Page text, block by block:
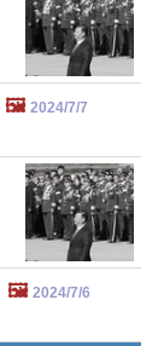
🖼️ 2024/7/7
🖼️ 2024/7/6